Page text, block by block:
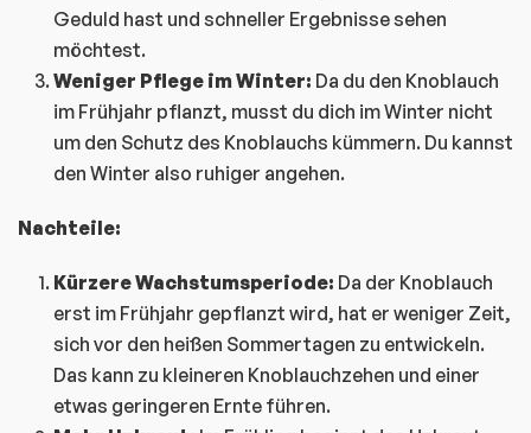
Geduld hast und schneller Ergebnisse sehen
möchtest.
Weniger Pflege im Winter: Da du den Knoblauch
im Frühjahr pflanzt, musst du dich im Winter nicht
um den Schutz des Knoblauchs kümmern. Du kannst
den Winter also ruhiger angehen.
Nachteile:
Kürzere Wachstumsperiode: Da der Knoblauch
erst im Frühjahr gepflanzt wird, hat er weniger Zeit,
sich vor den heißen Sommertagen zu entwickeln.
Das kann zu kleineren Knoblauchzehen und einer
etwas geringeren Ernte führen.